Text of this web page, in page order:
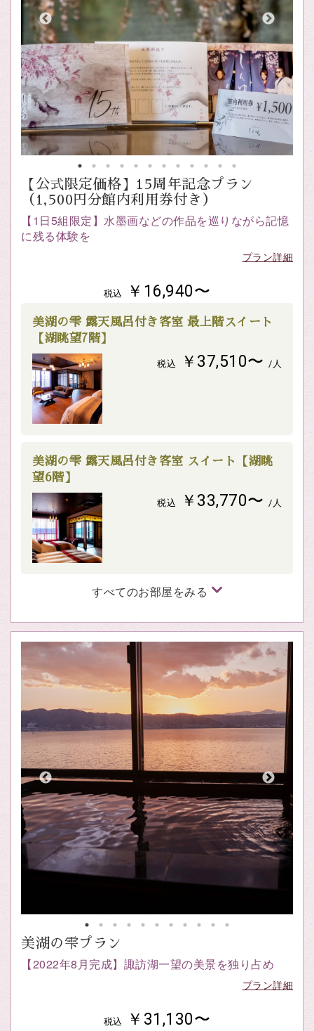
【公式限定価格】15周年記念プラン
（1,500円分館内利用券付き）
【1日5組限定】水墨画などの作品を巡りながら記憶
に残る体験を
プラン詳細
税込 ￥16,940〜
美湖の雫 露天風呂付き客室 最上階スイート
【湖眺望7階】
税込 ￥37,510〜 /人
美湖の雫 露天風呂付き客室 スイート【湖眺
望6階】
税込 ￥33,770〜 /人
すべてのお部屋をみる
美湖の雫プラン
【2022年8月完成】諏訪湖一望の美景を独り占め
プラン詳細
税込 ￥31,130〜